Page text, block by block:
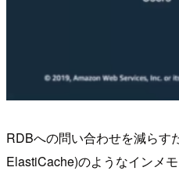
RDBへの問い合わせを減らす
ElastiCache)のようなインメ